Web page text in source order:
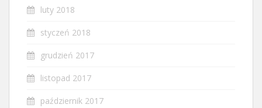
luty 2018
styczeń 2018
grudzień 2017
listopad 2017
październik 2017